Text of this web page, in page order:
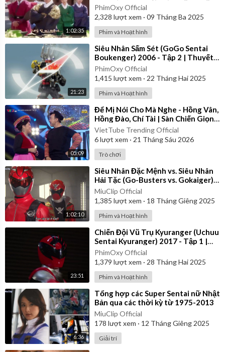
1:02:35
PhimOxy Official
2,328 lượt xem · 09 Tháng Ba 2025
Phim và Hoạt hình
21:23
⁣Siêu Nhân Sấm Sét (GoGo Sentai
Boukenger) 2006 - Tập 2 | Thuyết
Minh
PhimOxy Official
1,415 lượt xem · 22 Tháng Hai 2025
Phim và Hoạt hình
05:09
⁣Để Mị Nói Cho Mà Nghe - Hồng Vân,
Hồng Đào, Chí Tài | Sàn Chiến Giọng
Hát - Tập 10
VietTube Trending Official
6lượt xem · 21 Tháng Sáu 2026
Trò chơi
1:02:10
⁣Siêu Nhân Đặc Mệnh vs. Siêu Nhân
Hải Tặc (Go-Busters vs. Gokaiger) |
Vietsub
MiuClip Official
1,385 lượt xem · 18 Tháng Giêng 2025
Phim và Hoạt hình
23:51
⁣Chiến Đội Vũ Trụ Kyuranger (Uchuu
Sentai Kyuranger) 2017 - Tập 1 |
Thuyết Minh
PhimOxy Official
1,379 lượt xem · 28 Tháng Hai 2025
Phim và Hoạt hình
6:36
⁣Tổng hợp các Super Sentai nữ Nhật
Bản qua các thời kỳ từ 1975-2013
MiuClip Official
178 lượt xem · 12 Tháng Giêng 2025
Giải trí